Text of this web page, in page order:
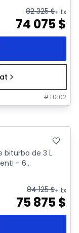
82 325$+ tx
74 075$
#T0102
biturbo de 3 L
- 6...
84 125$+ tx
75 875$